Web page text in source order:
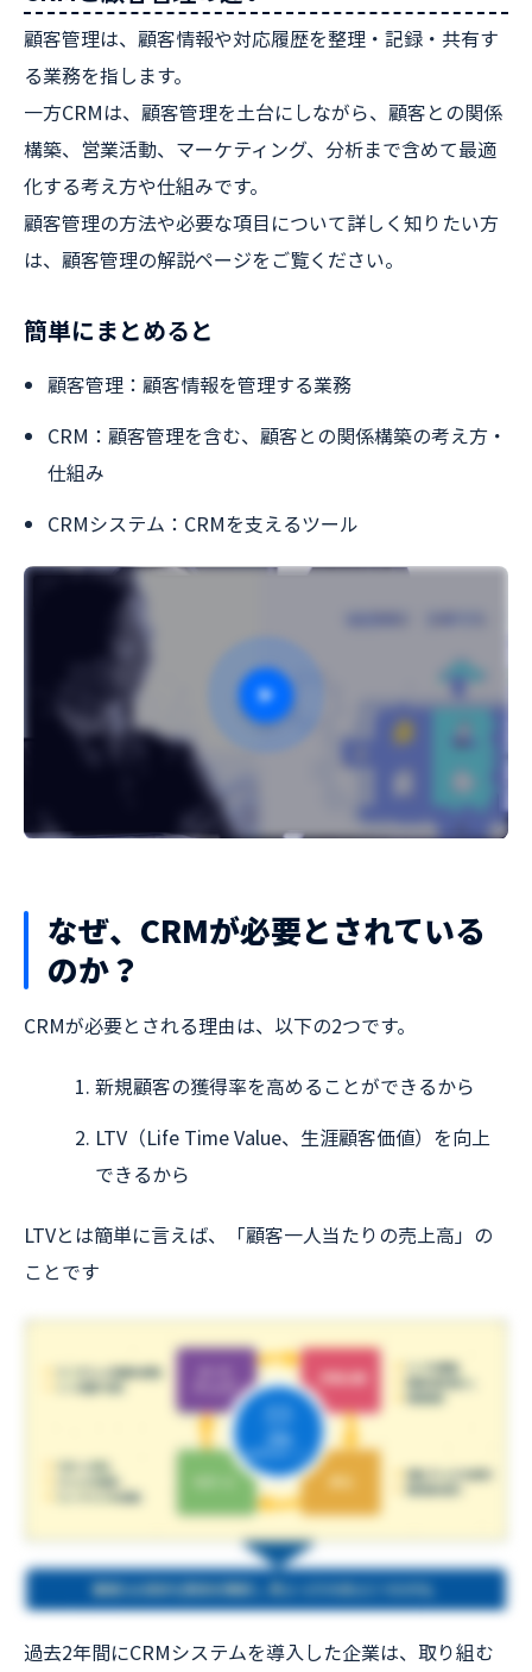
顧客管理は、顧客情報や対応履歴を整理・記録・共有す
る業務を指します。
一方CRMは、顧客管理を土台にしながら、顧客との関係
構築、営業活動、マーケティング、分析まで含めて最適
化する考え方や仕組みです。
顧客管理の方法や必要な項目について詳しく知りたい方
は、顧客管理の解説ページをご覧ください。
簡単にまとめると
顧客管理：顧客情報を管理する業務
CRM：顧客管理を含む、顧客との関係構築の考え方・
仕組み
CRMシステム：CRMを支えるツール
なぜ、CRMが必要とされている
のか？
CRMが必要とされる理由は、以下の2つです。
新規顧客の獲得率を高めることができるから
LTV（Life Time Value、生涯顧客価値）を向上
できるから
LTVとは簡単に言えば、「顧客一人当たりの売上高」の
ことです
過去2年間にCRMシステムを導入した企業は、取り組む